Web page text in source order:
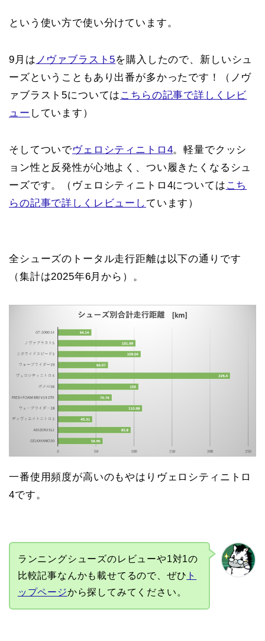
という使い方で使い分けています。
9月は ノヴァブラスト5を購入したので、新しいシュ
ーズということもあり出番が多かったです！（ノヴ
ァブラスト5については こちらの記事で詳しくレビ
ュー しています）
そしてついでヴェロシティニトロ4。軽量でクッシ
ョン性と反発性が心地よく、つい履きたくなるシュ
ーズです。（ヴェロシティニトロ4については こち
らの記事で詳しくレビューし ています）
全シューズのトータル走行距離は以下の通りです
（集計は2025年6月から）。
一番使用頻度が高いのもやはりヴェロシティニトロ
4です。
ランニングシューズのレビューや1対1の
比較記事なんかも載せてるので、ぜひ ト
ップページから探してみてください。